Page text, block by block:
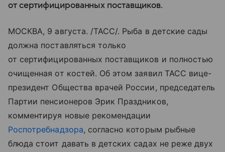
от сертифицированных поставщиков.
МОСКВА, 9 августа. /ТАСС/. Рыба в детские сады
должна поставляться только
от сертифицированных поставщиков и полностью
очищенная от костей. Об этом заявил ТАСС вице-
президент Общества врачей России, председатель
Партии пенсионеров Эрик Праздников,
комментируя новые рекомендации
Роспотребнадзора, согласно которым рыбные
блюда стоит давать в детских садах не реже двух